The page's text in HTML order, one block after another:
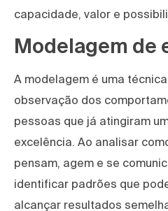
capacidade, valor e
Modelagem de
A modelagem é uma
observação dos
pessoas que já atingiram
excelência. Ao analisar
pensam, agem e se
identificar padrões que
alcançar resultados